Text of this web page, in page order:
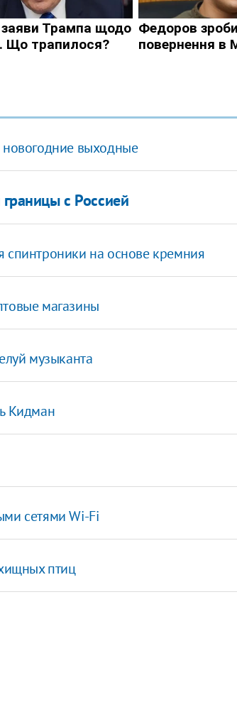
выходные
с Россией
спинтроники на основе кремния
магазины
музыканта
Кидман
сетями Wi-Fi
птиц